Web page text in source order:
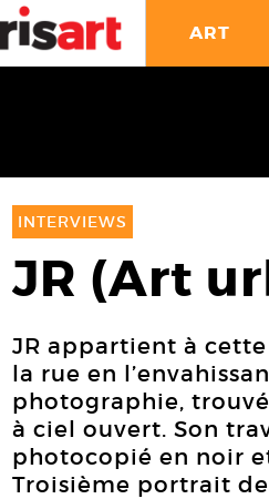
ART
INTERVIEWS
JR (Art
JR appartient à
la rue en
photographie,
à ciel ouvert. Son
photocopié en noir
Troisième portrait